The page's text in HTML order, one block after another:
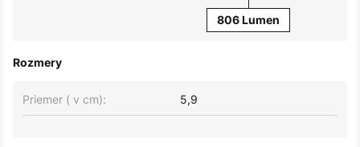
806 Lumen
Rozmery
Priemer ( v cm): 5,9